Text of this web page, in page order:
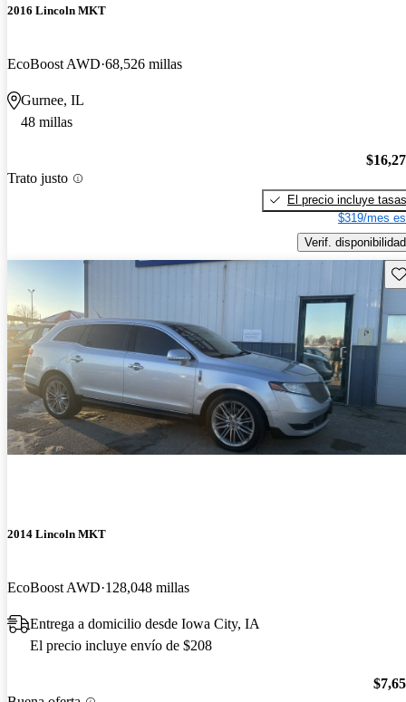
2016 Lincoln MKT
EcoBoost AWD 68,526 millas
Gurnee, IL
48 millas
Trato justo
El precio incluye tasas
$319/mes
Verif. disponibilidad
2014 Lincoln MKT
EcoBoost AWD 128,048 millas
Entrega a domicilio desde Iowa City, IA
El precio incluye envío de $208